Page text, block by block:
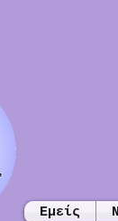
Εμείς